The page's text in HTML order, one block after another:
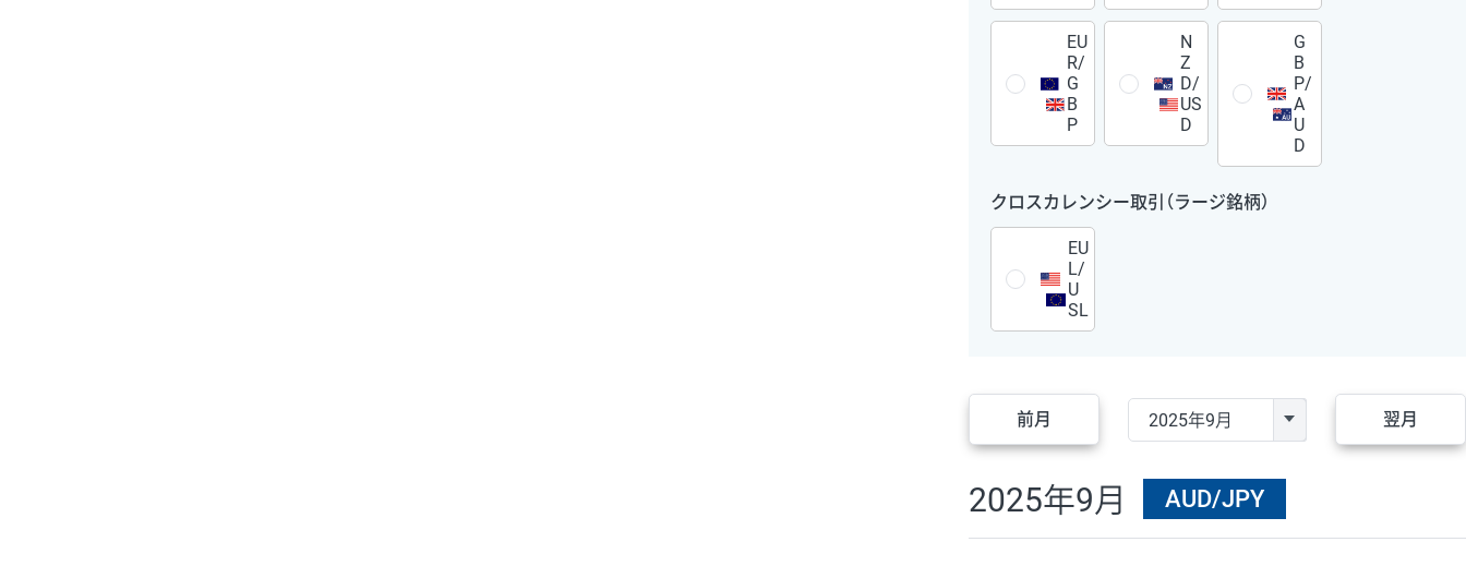
EU
R/
G
B
P
N
Z
D/
US
D
G
B
P/
A
U
D
クロスカレンシー取引（ラージ銘柄）
EU
L/
U
SL
前月 翌月
2025年9月 AUD/JPY